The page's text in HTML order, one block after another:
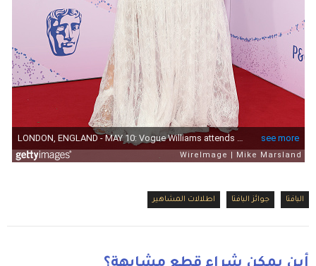
البافتا جوائز البافتا اطلالات المشاهير